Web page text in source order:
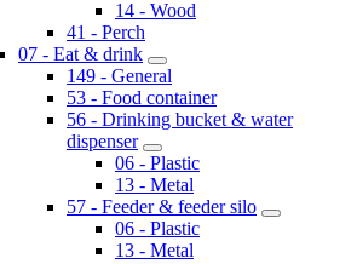
14 - Wood
41 - Perch
07 - Eat & drink
149 - General
53 - Food container
56 - Drinking bucket & water
dispenser
06 - Plastic
13 - Metal
57 - Feeder & feeder silo
06 - Plastic
13 - Metal